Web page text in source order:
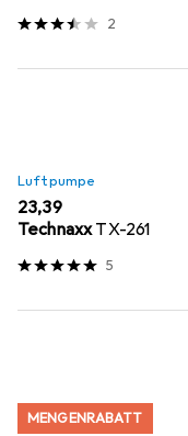
2
Luftpumpe
EUR
23,39
TechnaxxTX-261
5
MENGENRABATT